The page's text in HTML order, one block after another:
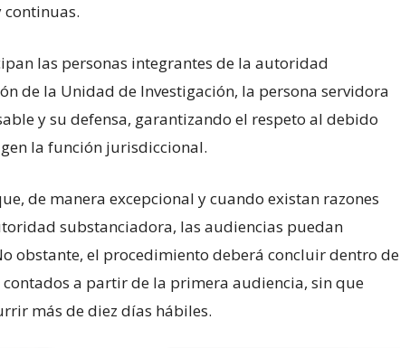
las personas integrantes de la autoridad
de la Unidad de Investigación, la persona servidora
y su defensa, garantizando el respeto al debido
la función jurisdiccional.
de manera excepcional y cuando existan razones
substanciadora, las audiencias puedan
obstante, el procedimiento deberá concluir dentro de
a partir de la primera audiencia, sin que
más de diez días hábiles.